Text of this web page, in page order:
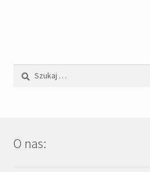
Szukaj:
O nas: